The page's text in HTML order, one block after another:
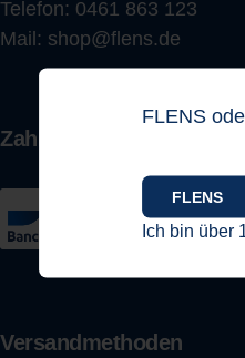
FLENS
FLENS
Ich bin über
Zahlungsarten
Versandmethoden
Telefon: 0461 863 123
Mail: shop@flens.de